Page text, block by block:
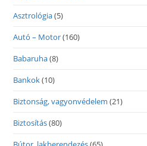
Asztrológia(5)
Autó – Motor(160)
Babaruha(8)
Bankok(10)
Biztonság, vagyonvédelem (21)
Biztosítás(80)